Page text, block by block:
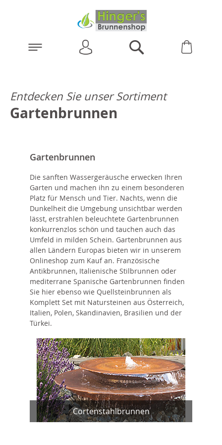
Entdecken Sie unser Sortiment
Gartenbrunnen
Gartenbrunnen
Die sanften Wassergeräusche erwecken Ihren
Garten und machen ihn zu einem besonderen
Platz für Mensch und Tier. Nachts, wenn die
Dunkelheit die Umgebung unsichtbar werden
lässt, erstrahlen beleuchtete Gartenbrunnen
konkurrenzlos schön und tauchen auch das
Umfeld in milden Schein. Gartenbrunnen aus
allen Ländern Europas bieten wir in unserem
Onlineshop zum Kauf an. Französische
Antikbrunnen, Italienische Stilbrunnen oder
mediterrane Spanische Gartenbrunnen finden
Sie hier ebenso wie Quellsteinbrunnen als
Komplett Set mit Natursteinen aus Österreich,
Italien, Polen, Skandinavien, Brasilien und der
Türkei.
Cortenstahlbrunnen